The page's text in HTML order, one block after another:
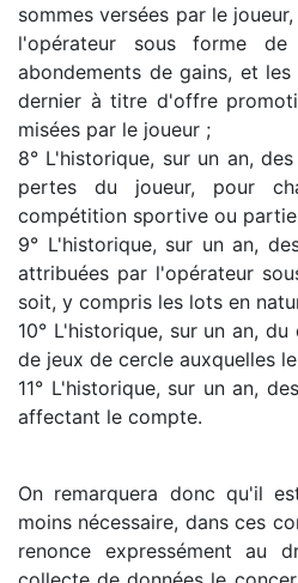
sommes versées par le
l'opérateur sous forme
abondements de gains, et
dernier à titre d'offre
misées par le joueur ;
8° L'historique, sur un an,
pertes du joueur, pour
compétition sportive ou
9° L'historique, sur un an,
attribuées par l'opérateur
soit, y compris les lots en
10° L'historique, sur un an,
de jeux de cercle auxquelles
11° L'historique, sur un an,
affectant le compte.
On remarquera donc qu'il
moins nécessaire, dans ces
renonce expressément au